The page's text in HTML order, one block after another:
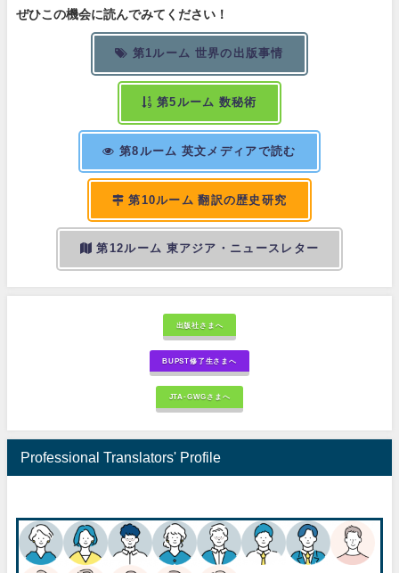
ぜひこの機会に読んでみてください！
第1ルーム 世界の出版事情
第5ルーム 数秘術
第8ルーム 英文メディアで読む
第10ルーム 翻訳の歴史研究
第12ルーム 東アジア・ニュースレター
出版社さまへ
BUPST修了生さまへ
JTA-GWGさまへ
Professional Translators' Profile